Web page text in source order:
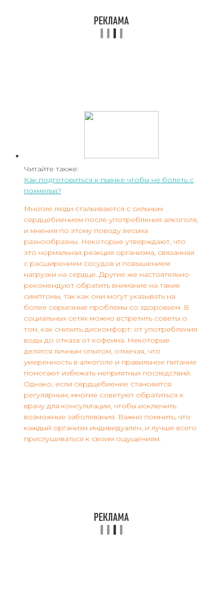
Читайте также:
Как подготовиться к пьянке чтобы не болеть с
похмелья?
Многие люди сталкиваются с сильным
сердцебиением после употребления алкоголя,
и мнения по этому поводу весьма
разнообразны. Некоторые утверждают, что
это нормальная реакция организма, связанная
с расширением сосудов и повышением
нагрузки на сердце. Другие же настоятельно
рекомендуют обратить внимание на такие
симптомы, так как они могут указывать на
более серьезные проблемы со здоровьем. В
социальных сетях можно встретить советы о
том, как снизить дискомфорт: от употребления
воды до отказа от кофеина. Некоторые
делятся личным опытом, отмечая, что
умеренность в алкоголе и правильное питание
помогают избежать неприятных последствий.
Однако, если сердцебиение становится
регулярным, многие советуют обратиться к
врачу для консультации, чтобы исключить
возможные заболевания. Важно помнить, что
каждый организм индивидуален, и лучше всего
прислушиваться к своим ощущениям.